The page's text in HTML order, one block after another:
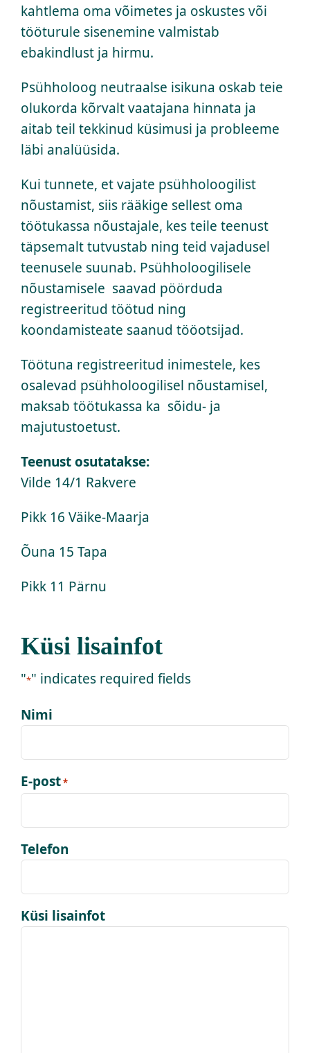
kahtlema oma võimetes ja oskustes või
tööturule sisenemine valmistab
ebakindlust ja hirmu.
Psühholoog neutraalse isikuna oskab teie
olukorda kõrvalt vaatajana hinnata ja
aitab teil tekkinud küsimusi ja probleeme
läbi analüüsida.
Kui tunnete, et vajate psühholoogilist
nõustamist, siis rääkige sellest oma
töötukassa nõustajale, kes teile teenust
täpsemalt tutvustab ning teid vajadusel
teenusele suunab. Psühholoogilisele
nõustamisele saavad pöörduda
registreeritud töötud ning
koondamisteate saanud tööotsijad.
Töötuna registreeritud inimestele, kes
osalevad psühholoogilisel nõustamisel,
maksab töötukassa ka sõidu- ja
majutustoetust.
Teenust osutatakse:
Vilde 14/1 Rakvere
Pikk 16 Väike-Maarja
Õuna 15 Tapa
Pikk 11 Pärnu
Küsi lisainfot
"*" indicates required fields
Nimi
E-post*
Telefon
Küsi lisainfot